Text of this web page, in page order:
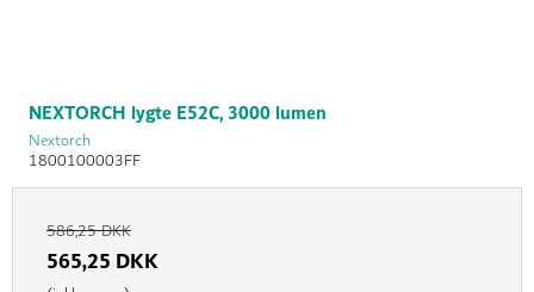
NEXTORCH lygte E52C, 3000 lumen
Nextorch
1800100003FF
586,25 DKK
565,25 DKK